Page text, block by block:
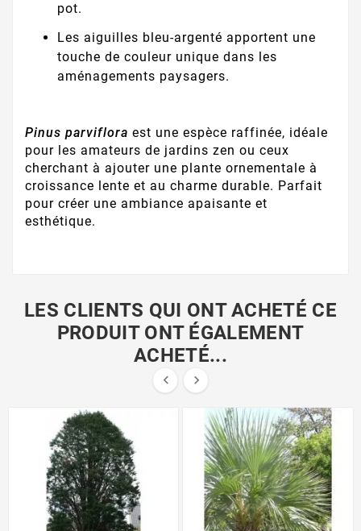
pot.
Les aiguilles bleu-argenté apportent une
touche de couleur unique dans les
aménagements paysagers.
Pinus parviflora est une espèce raffinée, idéale
pour les amateurs de jardins zen ou ceux
cherchant à ajouter une plante ornementale à
croissance lente et au charme durable. Parfait
pour créer une ambiance apaisante et
esthétique.
LES CLIENTS QUI ONT ACHETÉ CE
PRODUIT ONT ÉGALEMENT
ACHETÉ...
 